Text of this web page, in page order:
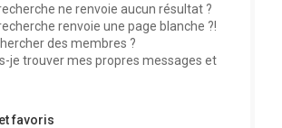
ne renvoie aucun résultat ?
renvoie une page blanche ?!
des membres ?
je trouver mes propres messages et
favoris